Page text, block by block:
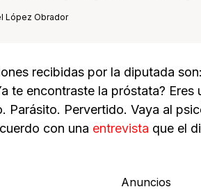
López Obrador
recibidas por la diputada
te encontraste la próstata?
Parásito. Pervertido. Vaya al
con una entrevista que el
Anuncios